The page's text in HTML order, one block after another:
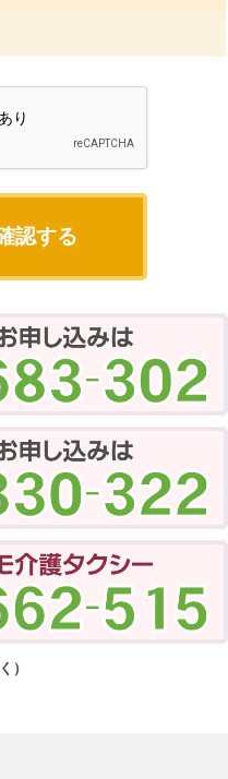
サービスに対するご意見を伺うため。
なければ、法令等に基づく場合を除い
範囲内で共有させていただくことがご
め、役員及び社員を教育いたします。
合は、個人情報が適正に管理されるよ
続や費用を定めます。
）